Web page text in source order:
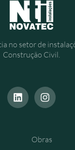
no setor de
Construção Civil.
Obras